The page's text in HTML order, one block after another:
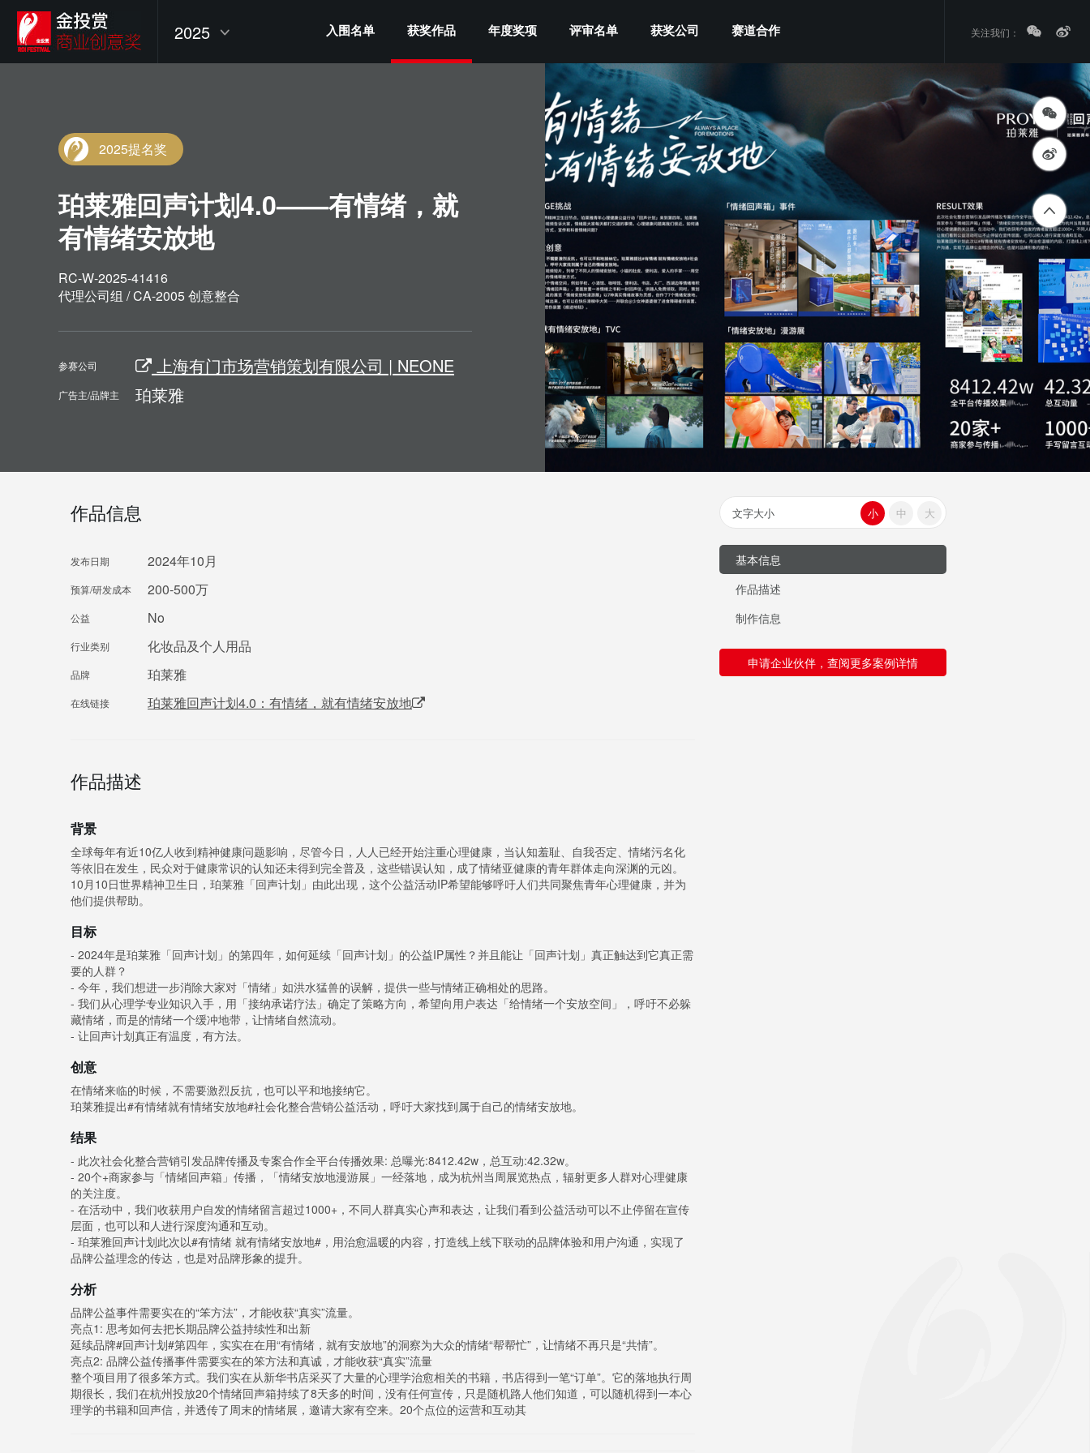
2025 入围名单 获奖作品 年度奖项 评审名单 获奖公司 赛道合作 关注我们：
2025提名奖
珀莱雅回声计划4.0——有情绪，就
有情绪安放地
RC-W-2025-41416
代理公司组 / CA-2005 创意整合
参赛公司 上海有门市场营销策划有限公司 | NEONE
广告主/品牌主 珀莱雅
作品信息
发布日期 2024年10月
预算/研发成本 200-500万
公益 No
行业类别 化妆品及个人用品
品牌 珀莱雅
在线链接 珀莱雅回声计划4.0：有情绪，就有情绪安放地
作品描述
背景
全球每年有近10亿人收到精神健康问题影响，尽管今日，人人已经开始注重心理健康，当认知羞耻、自我否定、情绪污名化
等依旧在发生，民众对于健康常识的认知还未得到完全普及，这些错误认知，成了情绪亚健康的青年群体走向深渊的元凶。
10月10日世界精神卫生日，珀莱雅「回声计划」由此出现，这个公益活动IP希望能够呼吁人们共同聚焦青年心理健康，并为
他们提供帮助。
目标
- 2024年是珀莱雅「回声计划」的第四年，如何延续「回声计划」的公益IP属性？并且能让「回声计划」真正触达到它真正需
要的人群？
- 今年，我们想进一步消除大家对「情绪」如洪水猛兽的误解，提供一些与情绪正确相处的思路。
- 我们从心理学专业知识入手，用「接纳承诺疗法」确定了策略方向，希望向用户表达「给情绪一个安放空间」，呼吁不必躲
藏情绪，而是的情绪一个缓冲地带，让情绪自然流动。
- 让回声计划真正有温度，有方法。
创意
在情绪来临的时候，不需要激烈反抗，也可以平和地接纳它。
珀莱雅提出#有情绪就有情绪安放地#社会化整合营销公益活动，呼吁大家找到属于自己的情绪安放地。
结果
- 此次社会化整合营销引发品牌传播及专案合作全平台传播效果: 总曝光:8412.42w，总互动:42.32w。
- 20个+商家参与「情绪回声箱」传播，「情绪安放地漫游展」一经落地，成为杭州当周展览热点，辐射更多人群对心理健康
的关注度。
- 在活动中，我们收获用户自发的情绪留言超过1000+，不同人群真实心声和表达，让我们看到公益活动可以不止停留在宣传
层面，也可以和人进行深度沟通和互动。
- 珀莱雅回声计划此次以#有情绪 就有情绪安放地#，用治愈温暖的内容，打造线上线下联动的品牌体验和用户沟通，实现了
品牌公益理念的传达，也是对品牌形象的提升。
分析
品牌公益事件需要实在的“笨方法”，才能收获“真实”流量。
亮点1: 思考如何去把长期品牌公益持续性和出新
延续品牌#回声计划#第四年，实实在在用“有情绪，就有安放地”的洞察为大众的情绪“帮帮忙”，让情绪不再只是“共情”。
亮点2: 品牌公益传播事件需要实在的笨方法和真诚，才能收获“真实”流量
整个项目用了很多笨方式。我们实在从新华书店采买了大量的心理学治愈相关的书籍，书店得到一笔“订单”。它的落地执行周
期很长，我们在杭州投放20个情绪回声箱持续了8天多的时间，没有任何宣传，只是随机路人他们知道，可以随机得到一本心
理学的书籍和回声信，并透传了周末的情绪展，邀请大家有空来。20个点位的运营和互动其
文字大小 大
中
小
基本信息
作品描述
制作信息
申请企业伙伴，查阅更多案例详情